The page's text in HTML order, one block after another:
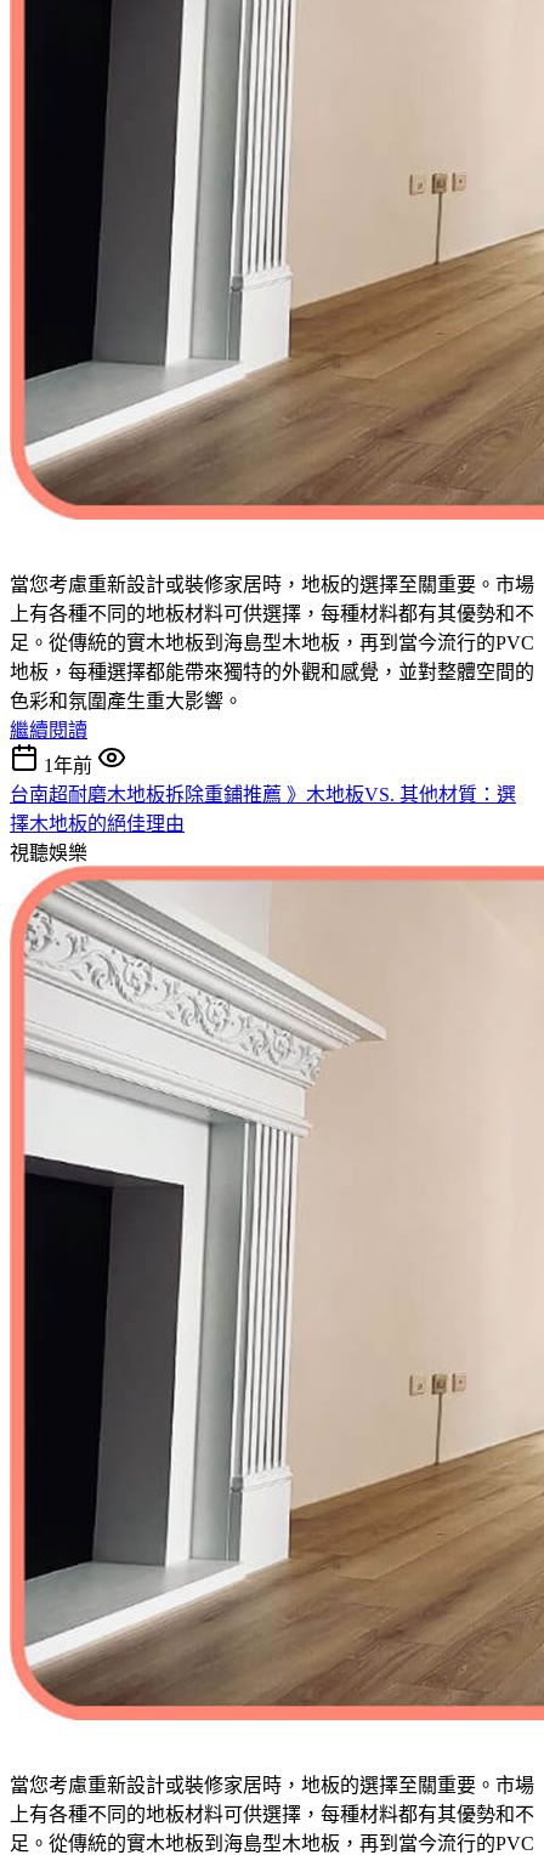
當您考慮重新設計或裝修家居時，地板的選擇至關重要。市場
上有各種不同的地板材料可供選擇，每種材料都有其優勢和不
足。從傳統的實木地板到海島型木地板，再到當今流行的PVC
地板，每種選擇都能帶來獨特的外觀和感覺，並對整體空間的
色彩和氛圍產生重大影響。
繼續閱讀
1年前
台南超耐磨木地板拆除重鋪推薦 》木地板VS. 其他材質：選
擇木地板的絕佳理由
視聽娛樂
當您考慮重新設計或裝修家居時，地板的選擇至關重要。市場
上有各種不同的地板材料可供選擇，每種材料都有其優勢和不
足。從傳統的實木地板到海島型木地板，再到當今流行的PVC